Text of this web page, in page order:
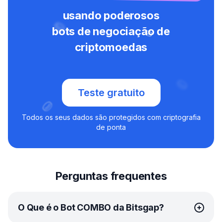
usando poderosos
bots de negociação de
criptomoedas
Teste gratuito
Todos os seus dados são protegidos com criptografia
de ponta
Perguntas frequentes
O Que é o Bot COMBO da Bitsgap?